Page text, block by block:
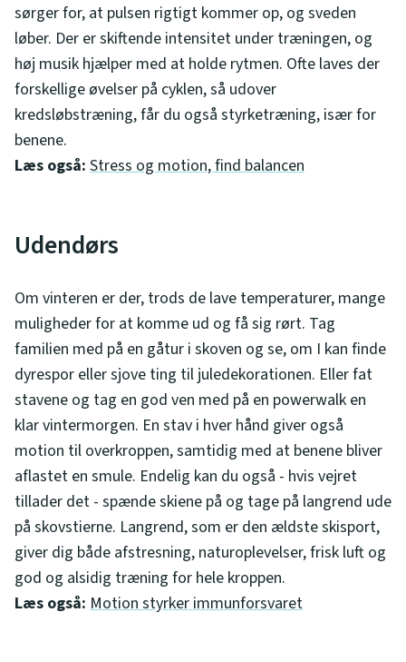
sørger for, at pulsen rigtigt kommer op, og sveden
løber. Der er skiftende intensitet under træningen, og
høj musik hjælper med at holde rytmen. Ofte laves der
forskellige øvelser på cyklen, så udover
kredsløbstræning, får du også styrketræning, især for
benene.
Læs også: Stress og motion, find balancen
Udendørs
Om vinteren er der, trods de lave temperaturer, mange
muligheder for at komme ud og få sig rørt. Tag
familien med på en gåtur i skoven og se, om I kan finde
dyrespor eller sjove ting til juledekorationen. Eller fat
stavene og tag en god ven med på en powerwalk en
klar vintermorgen. En stav i hver hånd giver også
motion til overkroppen, samtidig med at benene bliver
aflastet en smule. Endelig kan du også - hvis vejret
tillader det - spænde skiene på og tage på langrend ude
på skovstierne. Langrend, som er den ældste skisport,
giver dig både afstresning, naturoplevelser, frisk luft og
god og alsidig træning for hele kroppen.
Læs også: Motion styrker immunforsvaret